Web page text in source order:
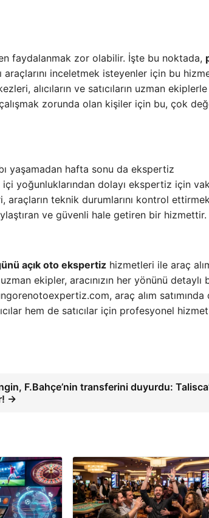
faydalanmak zor olabilir. İşte bu noktada,
inceletmek isteyenler için bu
alıcıların ve satıcıların uzman ekiplerle
zorunda olan kişiler için bu, çok
yaşamadan hafta sonu da ekspertiz
yoğunluklarından dolayı ekspertiz için
araçların teknik durumlarını kontrol
ve güvenli hale getiren bir hizmettir.
açık oto ekspertiz hizmetleri ile araç
ekipler, aracınızın her yönünü detaylı
araç alım satımında
hem de satıcılar için profesyonel
F.Bahçe’nin transferini duyurdu:
→